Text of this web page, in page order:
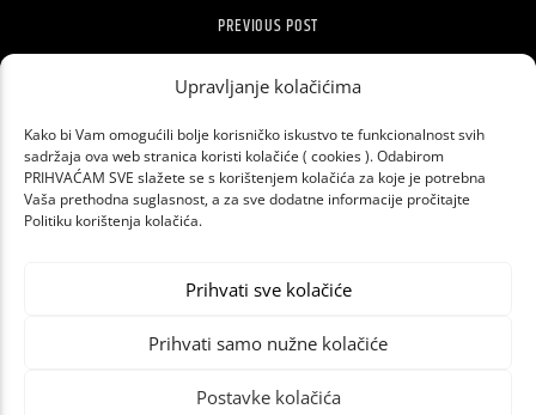
Upravljanje kolačićima
Kako bi Vam omogućili bolje korisničko iskustvo te funkcionalnost svih
sadržaja ova web stranica koristi kolačiće ( cookies ). Odabirom
PRIHVAĆAM SVE slažete se s korištenjem kolačića za koje je potrebna
Vaša prethodna suglasnost, a za sve dodatne informacije pročitajte
Politiku korištenja kolačića.
Prihvati sve kolačiće
Prihvati samo nužne kolačiće
Postavke kolačića
PREVIOUS POST
VIRTUALNA STVARNOST: KAKO JE
KATEDRALA IZGLEDALA NEKADA?